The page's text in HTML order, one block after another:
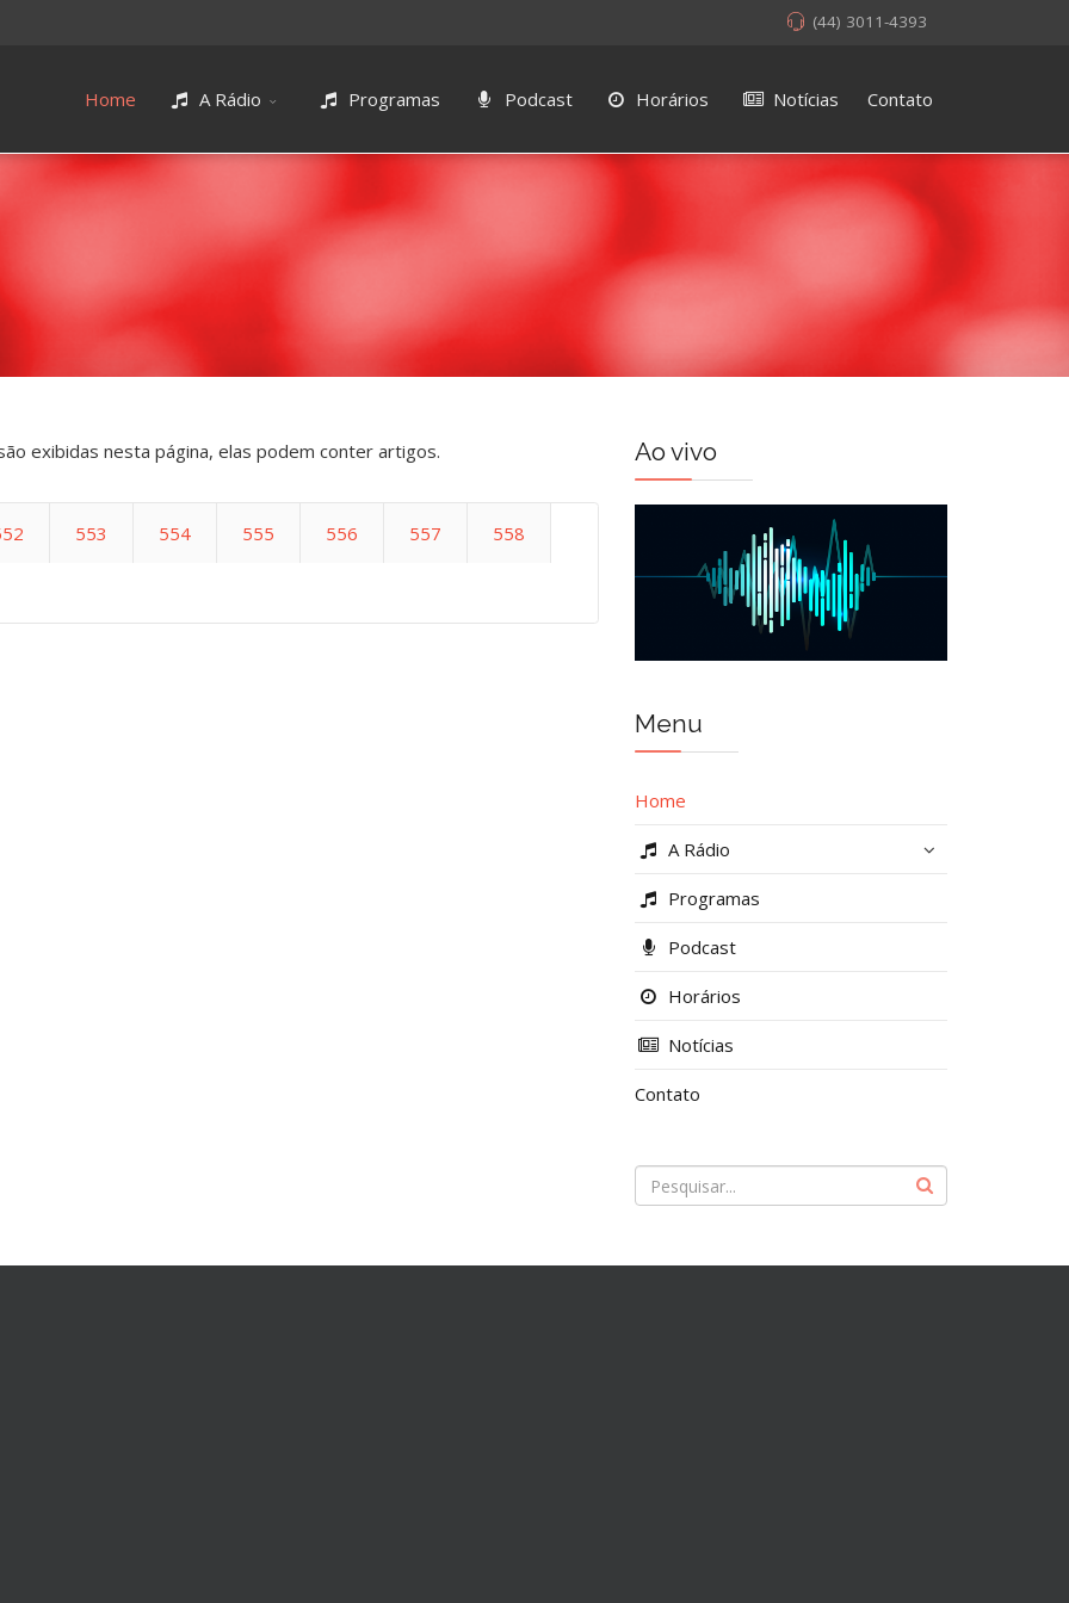
(44) 3011-4393
Home A Rádio Programas Podcast Horários Notícias Contato
exibidas nesta página, elas podem conter artigos.
553 554 555 556 557 558
Ao vivo
Menu
Home
A Rádio
Programas
Podcast
Horários
Notícias
Contato